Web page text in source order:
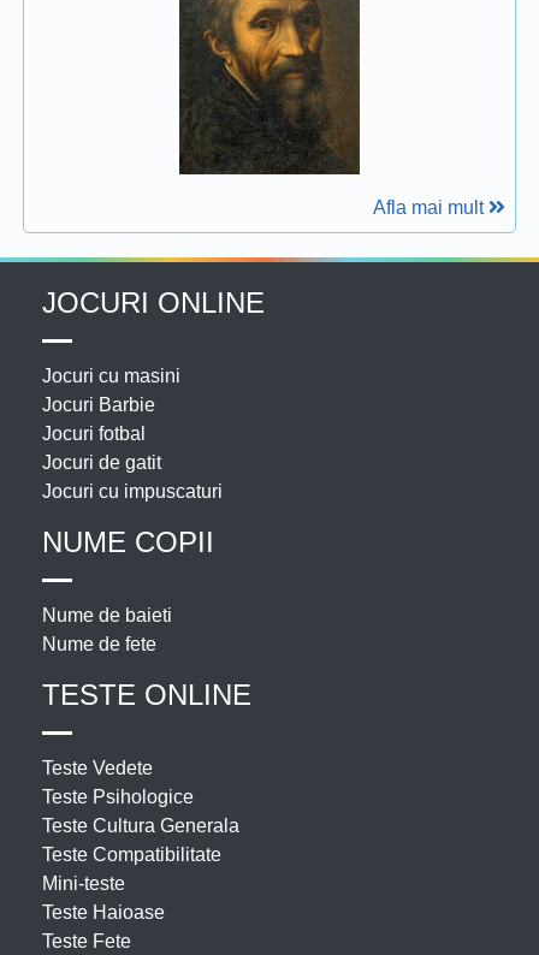
Afla mai mult
JOCURI ONLINE
Jocuri cu masini
Jocuri Barbie
Jocuri fotbal
Jocuri de gatit
Jocuri cu impuscaturi
NUME COPII
Nume de baieti
Nume de fete
TESTE ONLINE
Teste Vedete
Teste Psihologice
Teste Cultura Generala
Teste Compatibilitate
Mini-teste
Teste Haioase
Teste Fete